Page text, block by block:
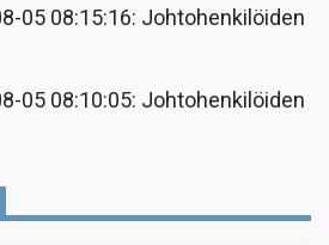
05 08:15:16: Johtohenkilöiden
05 08:10:05: Johtohenkilöiden